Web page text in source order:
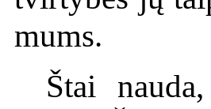
mums.
Štai